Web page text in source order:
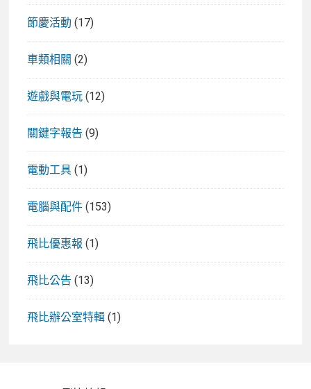
節慶活動 (17)
車類相關 (2)
遊戲與電玩 (12)
關鍵字報告 (9)
電動工具 (1)
電腦與配件 (153)
飛比優惠報 (1)
飛比公告 (13)
飛比辦公室特輯 (1)